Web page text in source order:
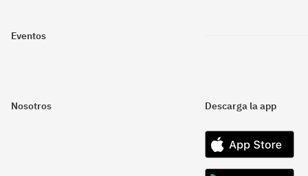
Eventos
Nosotros Descarga la app